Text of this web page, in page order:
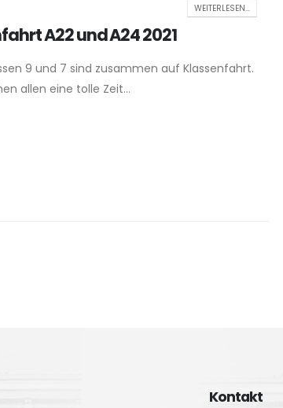
WEITERLESEN...
A22 und A24 2021
9 und 7 sind zusammen auf Klassenfahrt.
allen eine tolle Zeit...
Kontakt